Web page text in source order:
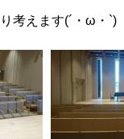
考えます(´・ω・`)